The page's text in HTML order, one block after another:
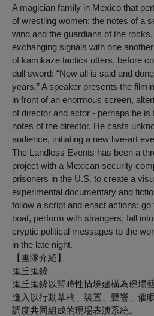
A magician family in Mexico that
of wrestling women; the notes of a
wind and the guardians of the
exchanging signals with one
of kamikaze tactics utters, before
dull sword: “Now all is said and
years.” A speaker presents the
in front of an enormous screen,
of director and actor - perhaps he
notes of the director. He casts
audience, initiating a new live-art
The Landless Events has been a
project with a Mexican security
prisoners in the U.S. to create a
experimental documentary and
follow a script and enact actions:
boat, perform with strangers, fall
cryptic political messages to the
in the late night.
【團隊介紹】
鬼丘鬼鏟
鬼丘鬼鏟以暫時性情境建構為現場
進入以行動草稿、裝置、聲響、催
調度共同組成的現場表演系統。